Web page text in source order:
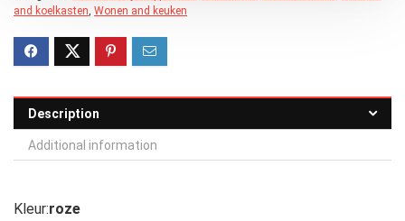
and koelkasten Wonen and keuken
Description
Additional information
Kleur:roze